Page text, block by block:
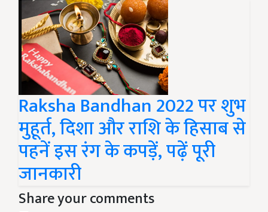
Raksha Bandhan 2022 पर शुभ
मुहूर्त, दिशा और राशि के हिसाब से
पहनें इस रंग के कपड़ें, पढ़ें पूरी
जानकारी
Share your comments